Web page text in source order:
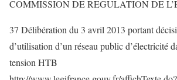
COMMISSION DE REGULATION DE
37 Délibération du 3 avril 2013 portant
d’utilisation d’un réseau public d’électricité
tension HTB